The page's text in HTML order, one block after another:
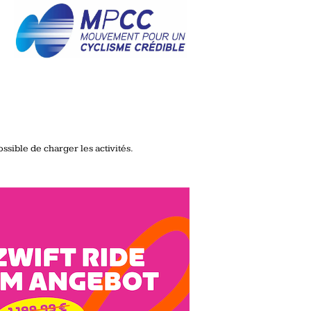
de charger les activités.